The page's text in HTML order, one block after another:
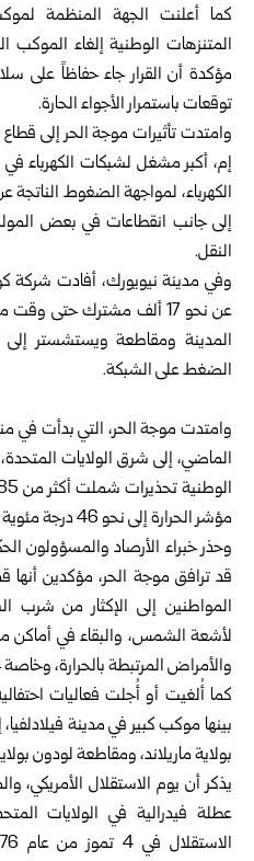
كما أعلنت الجهة المنظمة
المتنزهات الوطنية إلغاء الموكب
مؤكدة أن القرار جاء حفاظاً على
توقعات باستمرار الأجواء الحارة.
وامتدت تأثيرات موجة الحر إلى
إم، أكبر مشغل لشبكات الكهرباء
الكهرباء، لمواجهة الضغوط الناتجة
إلى جانب انقطاعات في بعض
النقل.
وفي مدينة نيويورك، أفادت شركة
عن نحو 17 ألف مشترك حتى
المدينة ومقاطعة ويستشستر إلى
الضغط على الشبكة.
وامتدت موجة الحر، التي بدأت في
الماضي، إلى شرق الولايات
مؤشر الحرارة إلى نحو 46 درجة مئوية في بعض المناطق.
وحذر خبراء الأرصاد والمسؤولون
قد ترافق موجة الحر، مؤكدين أنها
المواطنين إلى الإكثار من شرب
لأشعة الشمس، والبقاء في أماكن
والأمراض المرتبطة بالحرارة،
كما أُلغيت أو أُجلت فعاليات
بينها موكب كبير في مدينة
بولاية ماريلاند، ومقاطعة لودون
يذكر أن يوم الاستقلال الأمريكي،
عطلة فيدرالية في الولايات